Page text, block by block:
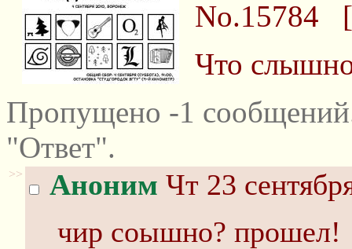
No.15784 [
Что слышно
Пропущено -1
"Ответ".
>> Аноним Чт 23
чир соышно? прошел!